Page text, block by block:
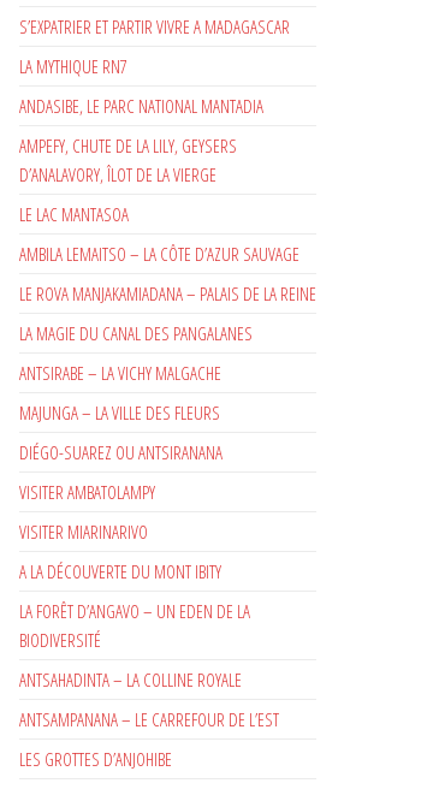
S’EXPATRIER ET PARTIR VIVRE A MADAGASCAR
LA MYTHIQUE RN7
ANDASIBE, LE PARC NATIONAL MANTADIA
AMPEFY, CHUTE DE LA LILY, GEYSERS
D’ANALAVORY, ÎLOT DE LA VIERGE
LE LAC MANTASOA
AMBILA LEMAITSO – LA CÔTE D’AZUR SAUVAGE
LE ROVA MANJAKAMIADANA – PALAIS DE LA REINE
LA MAGIE DU CANAL DES PANGALANES
ANTSIRABE – LA VICHY MALGACHE
MAJUNGA – LA VILLE DES FLEURS
DIÉGO-SUAREZ OU ANTSIRANANA
VISITER AMBATOLAMPY
VISITER MIARINARIVO
A LA DÉCOUVERTE DU MONT IBITY
LA FORÊT D’ANGAVO – UN EDEN DE LA
BIODIVERSITÉ
ANTSAHADINTA – LA COLLINE ROYALE
ANTSAMPANANA – LE CARREFOUR DE L’EST
LES GROTTES D’ANJOHIBE